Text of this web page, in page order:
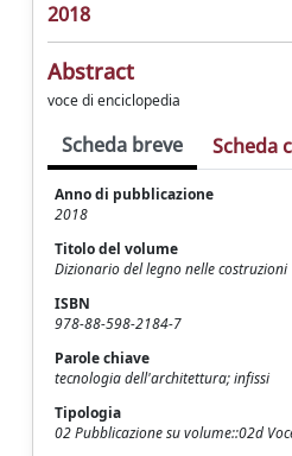
2018
Abstract
voce di enciclopedia
Scheda breve Scheda
Anno di pubblicazione
2018
Titolo del volume
Dizionario del legno nelle costruzioni
ISBN
978-88-598-2184-7
Parole chiave
tecnologia dell'architettura; infissi
Tipologia
02 Pubblicazione su volume::02d